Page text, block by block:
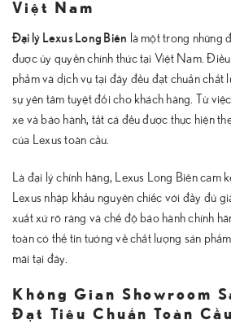
Việt Nam
Đại lý Lexus Long Biên là một trong những
được ủy quyền chính thức tại Việt Nam.
phẩm và dịch vụ tại đây đều đạt chuẩn chất
sự yên tâm tuyệt đối cho khách hàng. Từ
xe và bảo hành, tất cả đều được thực hiện
của Lexus toàn cầu.
Là đại lý chính hãng, Lexus Long Biên cam
Lexus nhập khẩu nguyên chiếc với đầy đủ
xuất xứ rõ ràng và chế độ bảo hành chính
toàn có thể tin tưởng về chất lượng sản
mãi tại đây.
Không Gian Showroom
Đạt Tiêu Chuẩn Toàn Cầu